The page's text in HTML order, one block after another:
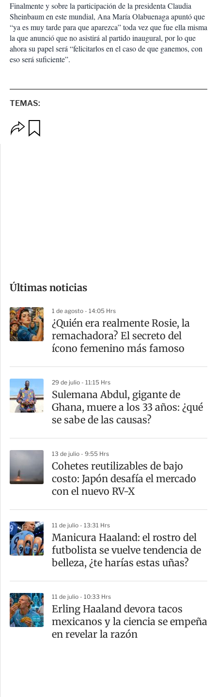
Finalmente y sobre la participación de la presidenta Claudia
Sheinbaum en este mundial, Ana María Olabuenaga apuntó que
“ya es muy tarde para que aparezca” toda vez que fue ella misma
la que anunció que no asistirá al partido inaugural, por lo que
ahora su papel será “felicitarlos en el caso de que ganemos, con
eso será suficiente”.
TEMAS:
m
a
r
t
Últimas noticias
1 de agosto - 14:05 Hrs
¿Quién era realmente Rosie, la
remachadora? El secreto del
ícono femenino más famoso
29 de julio - 11:15 Hrs
Sulemana Abdul, gigante de
Ghana, muere a los 33 años: ¿qué
se sabe de las causas?
13 de julio - 9:55 Hrs
Cohetes reutilizables de bajo
costo: Japón desafía el mercado
con el nuevo RV-X
11 de julio - 13:31 Hrs
Manicura Haaland: el rostro del
futbolista se vuelve tendencia de
belleza, ¿te harías estas uñas?
11 de julio - 10:33 Hrs
Erling Haaland devora tacos
mexicanos y la ciencia se empeña
en revelar la razón